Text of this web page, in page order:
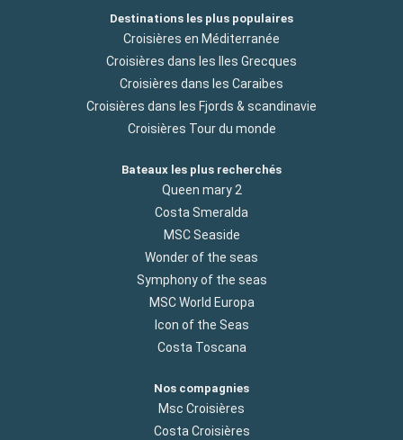
Destinations les plus populaires
Croisières en Méditerranée
Croisières dans les Iles Grecques
Croisières dans les Caraibes
Croisières dans les Fjords & scandinavie
Croisières Tour du monde
Bateaux les plus recherchés
Queen mary 2
Costa Smeralda
MSC Seaside
Wonder of the seas
Symphony of the seas
MSC World Europa
Icon of the Seas
Costa Toscana
Nos compagnies
Msc Croisières
Costa Croisières